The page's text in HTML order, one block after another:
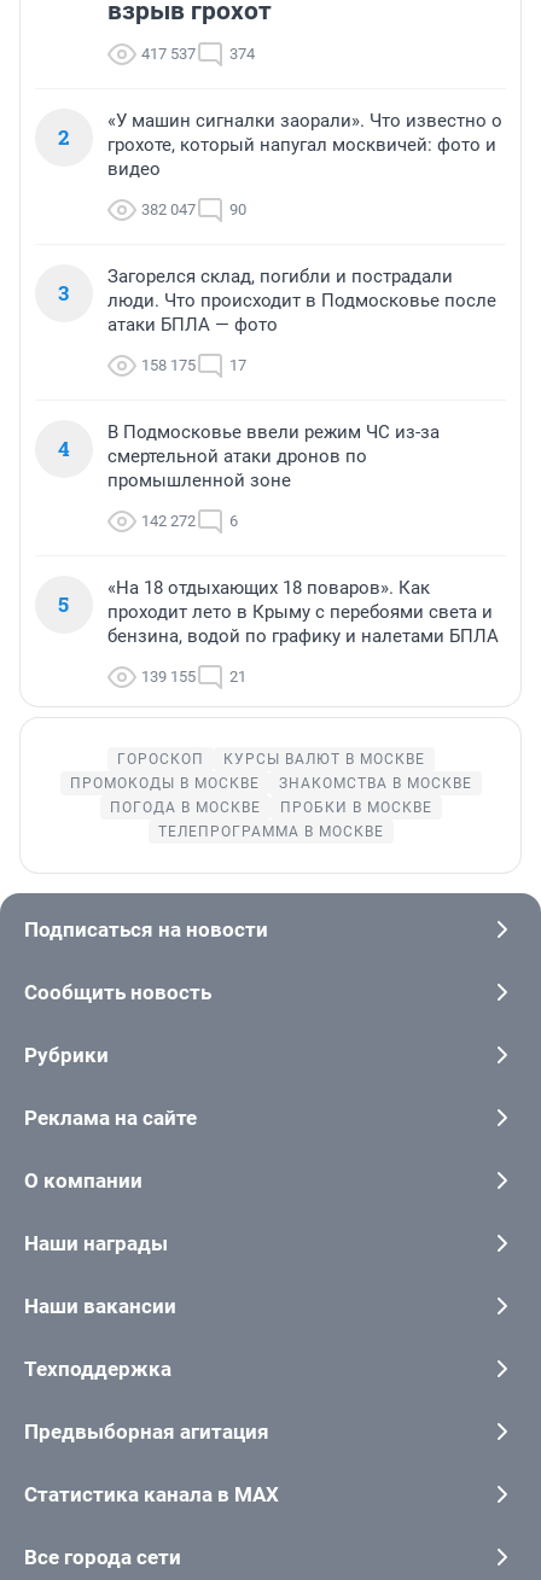
взрыв грохот
417 537 374
2
«У машин сигналки заорали». Что известно о
грохоте, который напугал москвичей: фото и
видео
382 047 90
3
Загорелся склад, погибли и пострадали
люди. Что происходит в Подмосковье после
атаки БПЛА — фото
158 175 17
4
В Подмосковье ввели режим ЧС из-за
смертельной атаки дронов по
промышленной зоне
142 272 6
5
«На 18 отдыхающих 18 поваров». Как
проходит лето в Крыму с перебоями света и
бензина, водой по графику и налетами БПЛА
139 155 21
ГОРОСКОП
КУРСЫ ВАЛЮТ В МОСКВЕ
ПРОМОКОДЫ В МОСКВЕ
ЗНАКОМСТВА В МОСКВЕ
ПОГОДА В МОСКВЕ
ПРОБКИ В МОСКВЕ
ТЕЛЕПРОГРАММА В МОСКВЕ
Подписаться на новости
Сообщить новость
Рубрики
Реклама на сайте
О компании
Наши награды
Наши вакансии
Техподдержка
Предвыборная агитация
Статистика канала в MAX
Все города сети